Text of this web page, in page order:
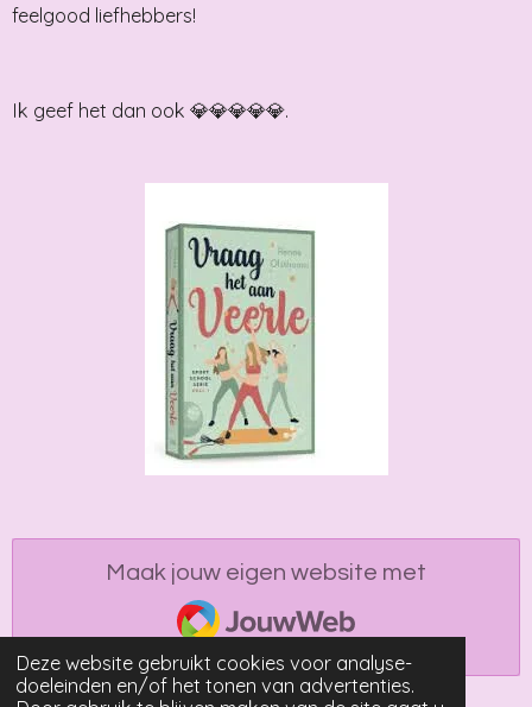
Deze website gebruikt cookies voor analyse-
doeleinden en/of het tonen van advertenties.
feelgood liefhebbers!
Ik geef het dan ook 💎💎💎💎💎.
Maak jouw eigen website met
JouwWeb